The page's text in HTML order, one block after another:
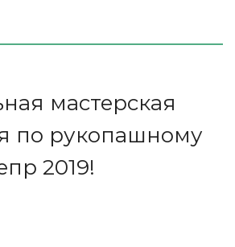
мастерская
по рукопашному
2019!